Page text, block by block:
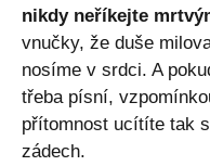
nikdy neříkejte
vnučky, že duše
nosíme v srdci. A
třeba písní,
přítomnost ucítíte tak
zádech.